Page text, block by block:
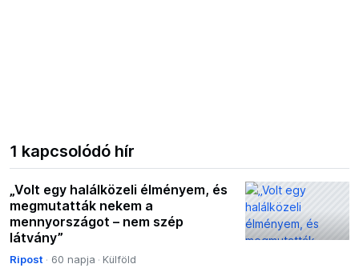
1 kapcsolódó hír
„Volt egy halálközeli élményem, és
megmutatták nekem a
mennyországot – nem szép
látvány”
Ripost 60 napja Külföld